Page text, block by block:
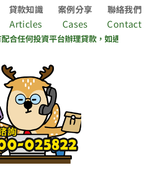
貸款知識
Articles
案例分享
Cases
聯絡我們
Contact
資平台辦理貸款，如遇投資平台說我們